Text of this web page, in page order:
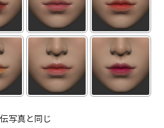
写真と同じ